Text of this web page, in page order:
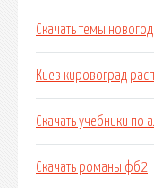
Скачать темы
Киев кировоград
Скачать учебники по
Скачать романы фб2